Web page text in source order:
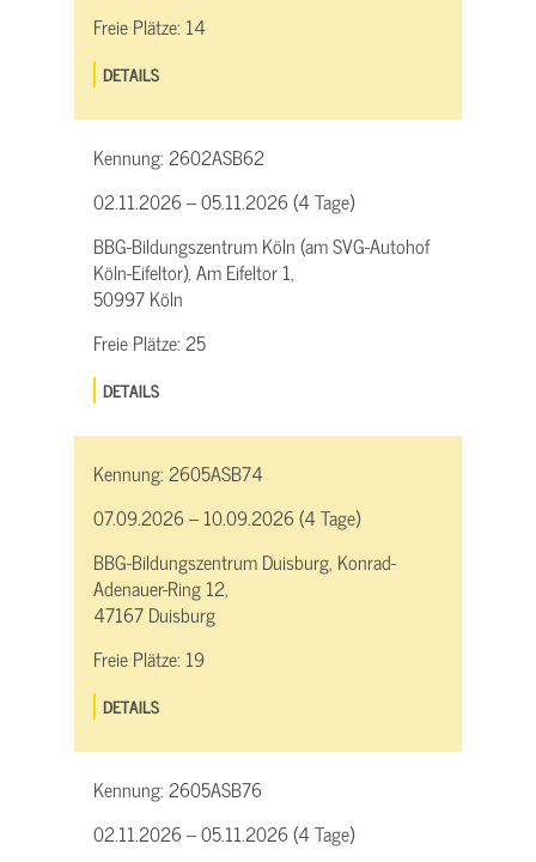
Freie Plätze: 14
DETAILS
Kennung:2602ASB62
02.11.2026 – 05.11.2026 (4 Tage)
BBG-Bildungszentrum Köln (am SVG-Autohof
Köln-Eifeltor), Am Eifeltor 1,
50997 Köln
Freie Plätze:25
DETAILS
Kennung:2605ASB74
07.09.2026 – 10.09.2026 (4 Tage)
BBG-Bildungszentrum Duisburg, Konrad-
Adenauer-Ring 12,
47167 Duisburg
Freie Plätze: 19
DETAILS
Kennung:2605ASB76
02.11.2026 – 05.11.2026 (4 Tage)